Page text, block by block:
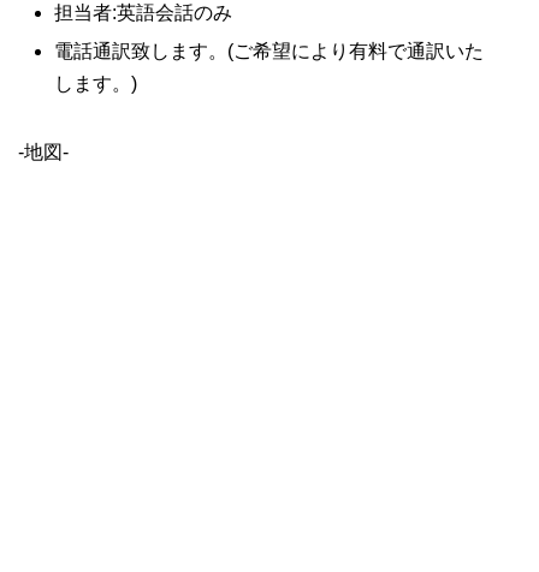
担当者:英語会話のみ
電話通訳致します。(ご希望により有料で通訳いた
します。)
-地図-